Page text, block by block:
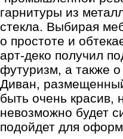
гарнитуры из
стекла. Выбирая
о простоте и
арт-деко получил
футуризм, а также
Диван,
быть очень красив,
невозможно будет
подойдет для